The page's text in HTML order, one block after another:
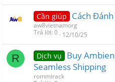
Cần giúp Cách
aw8vietnamorg
Trả lời 0 12/10/25
R Dịch vụ
Buy
Seamless Shipping
rommirack